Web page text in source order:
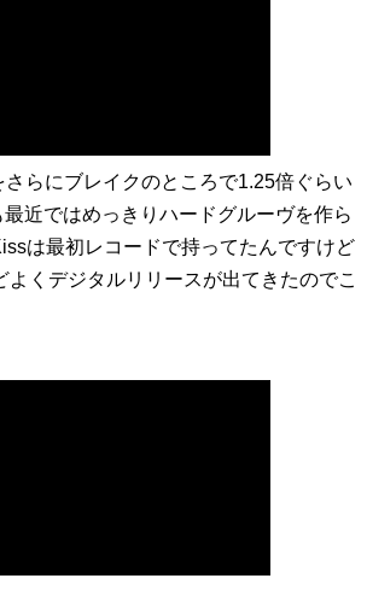
らにブレイクのところで1.25倍ぐらい
近ではめっきりハードグルーヴを作ら
は最初レコードで持ってたんですけど
くデジタルリリースが出てきたのでこ